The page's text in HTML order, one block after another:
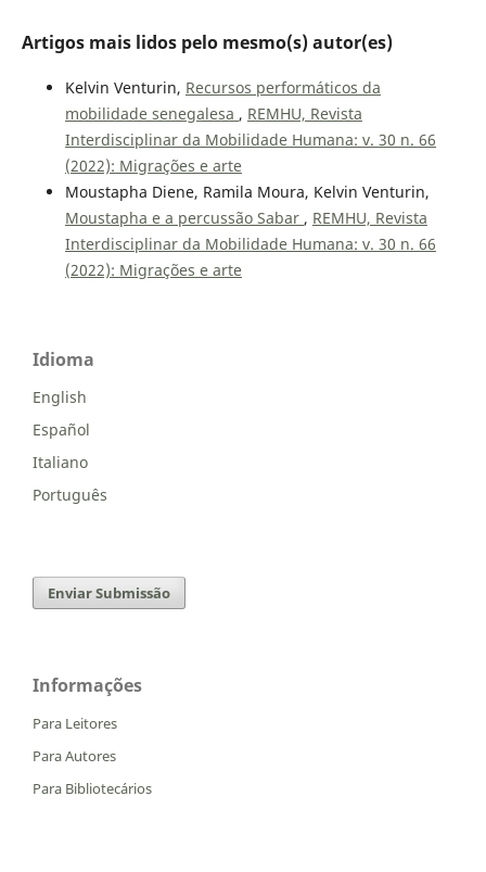
Artigos mais lidos pelo mesmo(s) autor(es)
Kelvin Venturin, Recursos performáticos da
mobilidade senegalesa , REMHU, Revista
Interdisciplinar da Mobilidade Humana: v. 30 n. 66
(2022): Migrações e arte
Moustapha Diene, Ramila Moura, Kelvin Venturin,
Moustapha e a percussão Sabar , REMHU, Revista
Interdisciplinar da Mobilidade Humana: v. 30 n. 66
(2022): Migrações e arte
Idioma
English
Español
Italiano
Português
Enviar Submissão
Informações
Para Leitores
Para Autores
Para Bibliotecários